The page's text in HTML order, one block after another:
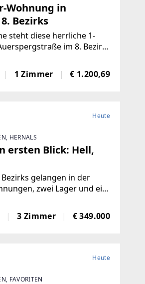
Wohnung in
Bezirks
steht diese herrliche 1-
im 8. Bezirk,
schönen Altbaus und
1 Zimmer € 1.200,69
Heute
HERNALS
ersten Blick: Hell,
gelangen in der
zwei Lager und ein
und unfristet
Einheiten mit
3 Zimmer € 349.000
Heute
FAVORITEN